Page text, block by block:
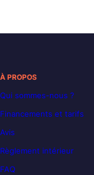
À PROPOS
Qui sommes-nous ?
Financements et tarifs
Avis
Règlement intérieur
FAQ